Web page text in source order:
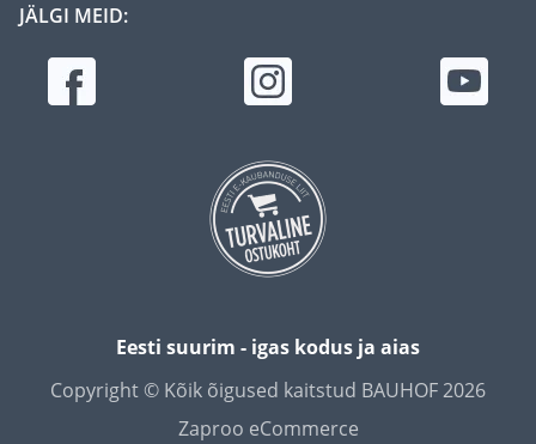
JÄLGI MEID:
Eesti suurim - igas kodus ja aias
Copyright © Kõik õigused kaitstud BAUHOF 2026
Zaproo eCommerce